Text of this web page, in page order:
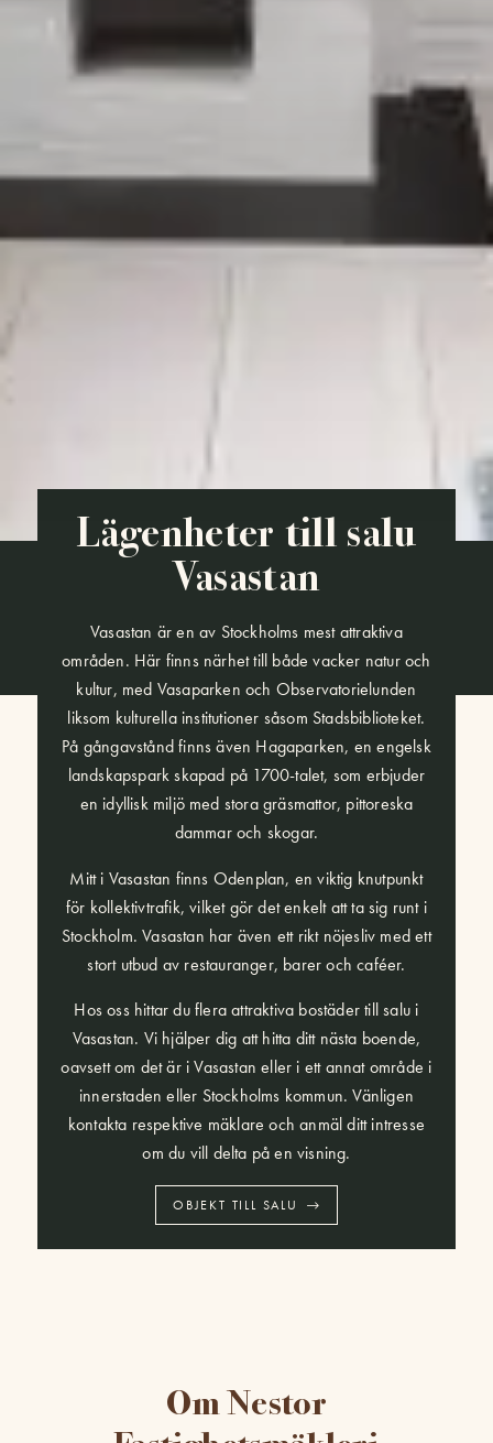
Lägenheter till salu
Vasastan
Vasastan är en av Stockholms mest attraktiva
områden. Här finns närhet till både vacker natur och
kultur, med Vasaparken och Observatorielunden
liksom kulturella institutioner såsom Stadsbiblioteket.
På gångavstånd finns även Hagaparken, en engelsk
landskapspark skapad på 1700-talet, som erbjuder
en idyllisk miljö med stora gräsmattor, pittoreska
dammar och skogar.
Mitt i Vasastan finns Odenplan, en viktig knutpunkt
för kollektivtrafik, vilket gör det enkelt att ta sig runt i
Stockholm. Vasastan har även ett rikt nöjesliv med ett
stort utbud av restauranger, barer och caféer.
Hos oss hittar du flera attraktiva bostäder till salu i
Vasastan. Vi hjälper dig att hitta ditt nästa boende,
oavsett om det är i Vasastan eller i ett annat område i
innerstaden eller Stockholms kommun. Vänligen
kontakta respektive mäklare och anmäl ditt intresse
om du vill delta på en visning.
OBJEKT TILL SALU
Om Nestor